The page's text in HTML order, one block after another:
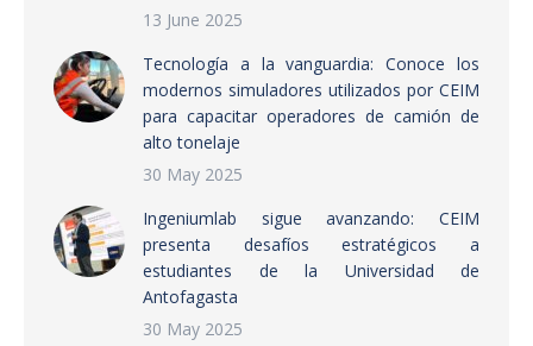
13 June 2025
Tecnología a la vanguardia: Conoce los
modernos simuladores utilizados por CEIM
para capacitar operadores de camión de
alto tonelaje
30 May 2025
Ingeniumlab sigue avanzando: CEIM
presenta desafíos estratégicos a
estudiantes de la Universidad de
Antofagasta
30 May 2025